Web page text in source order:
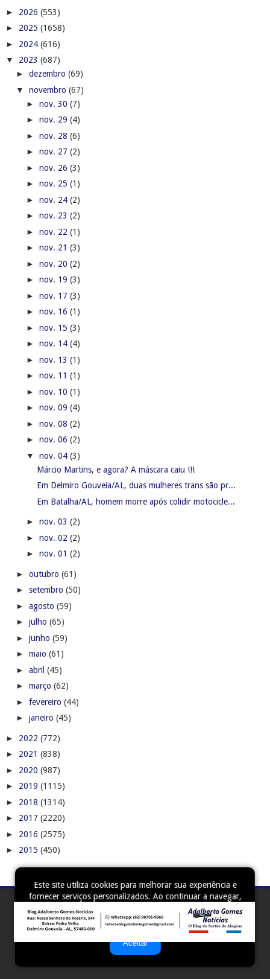
Este site utiliza cookies para melhorar sua experiência e
fornecer serviços personalizados. Ao continuar a navegar,
você concorda com o uso de cookies. Para mais
informações, leia nossaPolítica de Privacidade.
Aceitar
► 2026 (553)
► 2025 (1658)
► 2024 (616)
▼ 2023 (687)
► dezembro (69)
▼ novembro (67)
► nov. 30 (7)
► nov. 29 (4)
► nov. 28 (6)
► nov. 27 (2)
► nov. 26 (3)
► nov. 25 (1)
► nov. 24 (2)
► nov. 23 (2)
► nov. 22 (1)
► nov. 21 (3)
► nov. 20 (2)
► nov. 19 (3)
► nov. 17 (3)
► nov. 16 (1)
► nov. 15 (3)
► nov. 14 (4)
► nov. 13 (1)
► nov. 11 (1)
► nov. 10 (1)
► nov. 09 (4)
► nov. 08 (2)
► nov. 06 (2)
▼ nov. 04 (3)
Márcio Martins, e agora? A máscara caiu !!!
Em Delmiro Gouveia/AL, duas mulheres trans são pr...
Em Batalha/AL, homem morre após colidir motocicle...
► nov. 03 (2)
► nov. 02 (2)
► nov. 01 (2)
► outubro (61)
► setembro (50)
► agosto (59)
► julho (65)
► junho (59)
► maio (61)
► abril (45)
► março (62)
► fevereiro (44)
► janeiro (45)
► 2022 (772)
► 2021 (838)
► 2020 (987)
► 2019 (1115)
► 2018 (1314)
► 2017 (2220)
► 2016 (2575)
► 2015 (450)